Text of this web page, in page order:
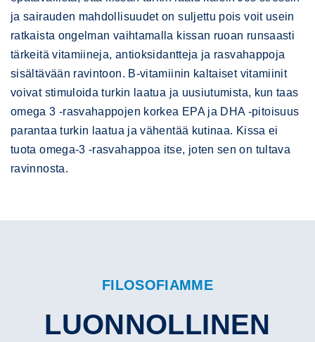
ja sairauden mahdollisuudet on suljettu pois voit usein
ratkaista ongelman vaihtamalla kissan ruoan runsaasti
tärkeitä vitamiineja, antioksidantteja ja rasvahappoja
sisältävään ravintoon. B-vitamiinin kaltaiset vitamiinit
voivat stimuloida turkin laatua ja uusiutumista, kun taas
omega 3 -rasvahappojen korkea EPA ja DHA -pitoisuus
parantaa turkin laatua ja vähentää kutinaa. Kissa ei
tuota omega-3 -rasvahappoa itse, joten sen on tultava
ravinnosta.
FILOSOFIAMME
LUONNOLLINEN